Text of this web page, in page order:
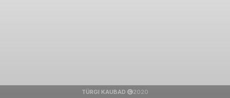
TÜRGI KAUBAD 2020